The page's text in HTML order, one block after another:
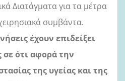
Διατάγματα για τα μέτρα
συμβάντα.
έχουν επιδείξει
ότι αφορά την
της υγείας και της